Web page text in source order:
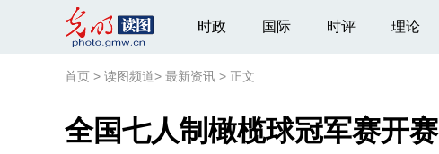
时政 国际 时评 理论
首页 > 读图频道> 最新资讯 > 正文
全国七人制橄榄球冠军赛开赛